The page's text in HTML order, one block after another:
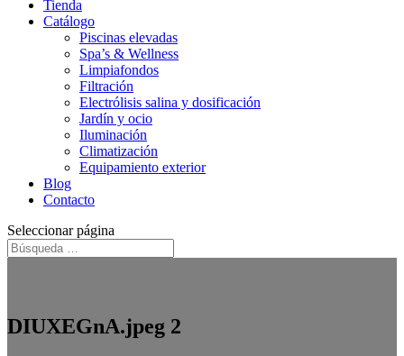
Tienda
Catálogo
Piscinas elevadas
Spa’s & Wellness
Limpiafondos
Filtración
Electrólisis salina y dosificación
Jardín y ocio
Iluminación
Climatización
Equipamiento exterior
Blog
Contacto
Seleccionar página
DIUXEGnA.jpeg 2